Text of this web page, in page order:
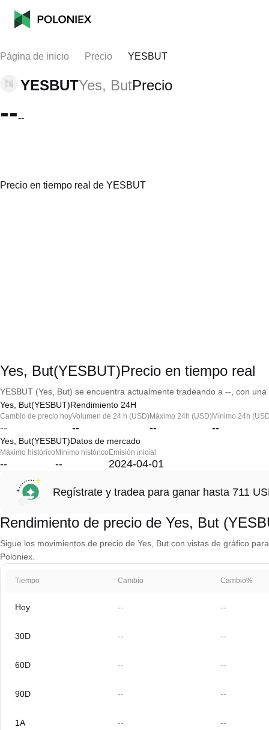
Página de inicio Precio YESBUT
YESBUTYes, ButPrecio
----
Precio en tiempo real de YESBUT
Yes, But(YESBUT)Precio en tiempo real
YESBUT (Yes, But) se encuentra actualmente tradeando a --, con
Yes, But(YESBUT)Rendimiento 24H
Cambio de precio hoy
--
Volumen de 24 h (USD)
--
Máximo 24h (USD)
--
Mínimo 24h
--
Yes, But(YESBUT)Datos de mercado
Máximo histórico
--
Mínimo histórico
--
Emisión inicial
2024-04-01
Regístrate y tradea para ganar hasta 711
Rendimiento de precio de Yes, But
Sigue los movimientos de precio de Yes, But con vistas de gráfico
Poloniex.
Tiempo Cambio Cambio%
Hoy -- --
30D -- --
60D -- --
90D -- --
1A -- --